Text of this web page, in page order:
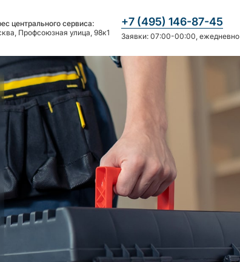
центрального сервиса:
Профсоюзная улица, 98к1
+7 (495) 146-87-45
Заявки: 07:00-00:00, ежедневно